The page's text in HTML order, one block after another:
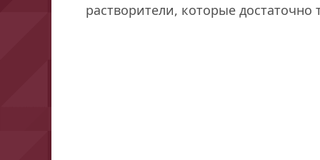
растворители, которые достаточно